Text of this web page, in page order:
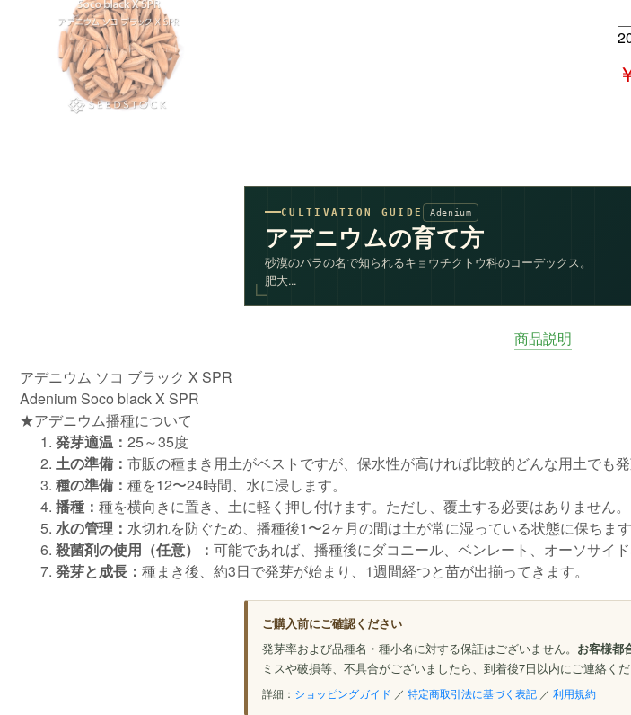
CULTIVATION GUIDE Adenium
アデニウムの育て方
砂漠のバラの名で知られるキョウチクトウ科のコーデックス。
肥大...
商品説明
アデニウム ソコ ブラック X SPR
Adenium Soco black X SPR
★アデニウム播種について
発芽適温： 25～35度
土の準備： 市販の種まき用土がベストですが、保水性が高ければ比較的どんな用土でも発
種の準備： 種を12〜24時間、水に浸します。
播種： 種を横向きに置き、土に軽く押し付けます。ただし、覆土する必要はありません。
水の管理： 水切れを防ぐため、播種後1〜2ヶ月の間は土が常に湿っている状態に保ちます
殺菌剤の使用（任意）： 可能であれば、播種後にダコニール、ベンレート、オーソサイ
発芽と成長： 種まき後、約3日で発芽が始まり、1週間経つと苗が出揃ってきます。
ご購入前にご確認ください
発芽率および品種名・種小名に対する保証はございません。 お客様都
ミスや破損等、不具合がございましたら、到着後7日以内にご連絡くだ
詳細： ショッピングガイド ／ 特定商取引法に基づく表記 ／ 利用規約